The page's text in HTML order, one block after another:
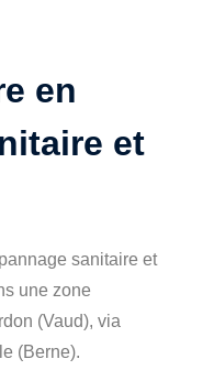
en
et
sanitaire et
une zone
(Vaud), via
(Berne).